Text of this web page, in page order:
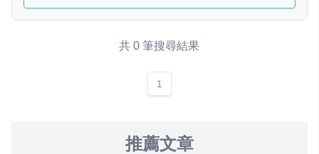
共 0 筆搜尋結果
1
推薦文章